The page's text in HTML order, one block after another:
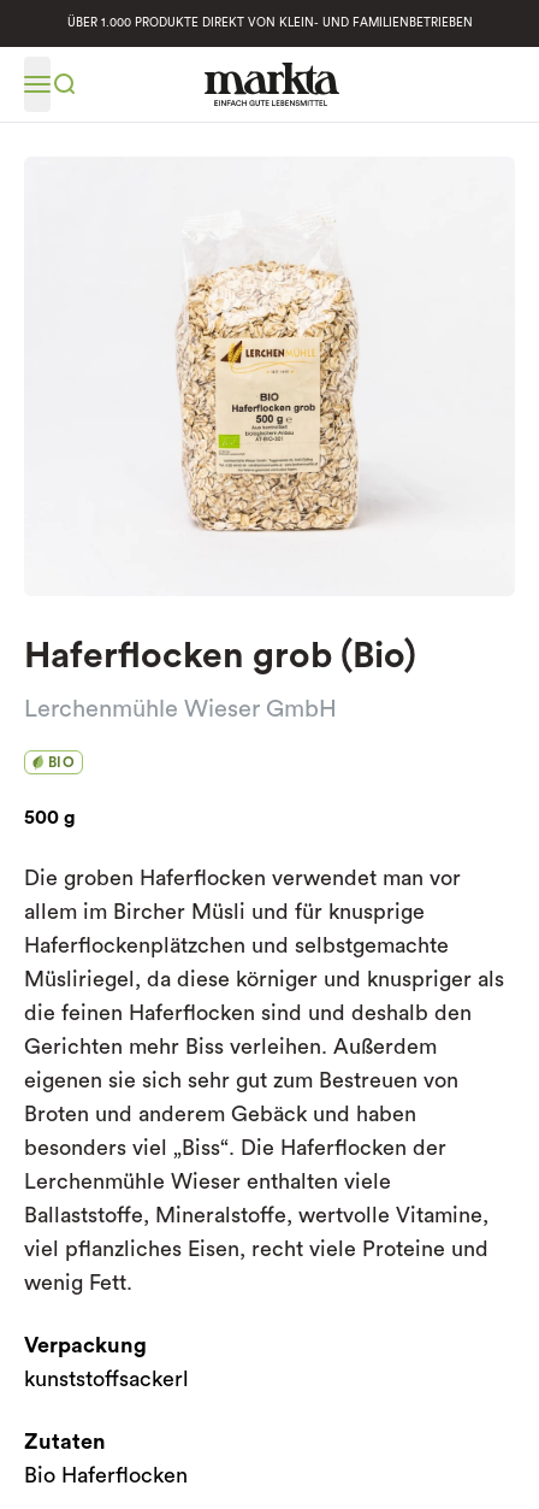
ÜBER 1.000 PRODUKTE DIREKT VON KLEIN- UND FAMILIENBETRIEBEN
Haferflocken grob (Bio)
Lerchenmühle Wieser GmbH
BIO
500 g
Die groben Haferflocken verwendet man vor
allem im Bircher Müsli und für knusprige
Haferflockenplätzchen und selbstgemachte
Müsliriegel, da diese körniger und knuspriger als
die feinen Haferflocken sind und deshalb den
Gerichten mehr Biss verleihen. Außerdem
eigenen sie sich sehr gut zum Bestreuen von
Broten und anderem Gebäck und haben
besonders viel „Biss“. Die Haferflocken der
Lerchenmühle Wieser enthalten viele
Ballaststoffe, Mineralstoffe, wertvolle Vitamine,
viel pflanzliches Eisen, recht viele Proteine und
wenig Fett.
Verpackung
kunststoffsackerl
Zutaten
Bio Haferflocken